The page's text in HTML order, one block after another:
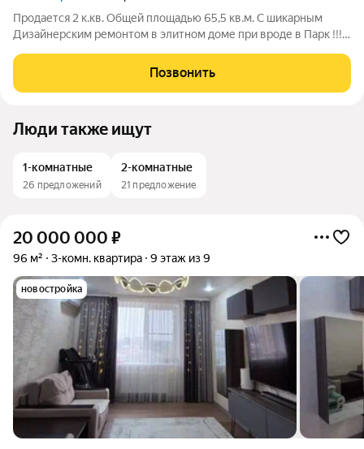
Продается 2 к.кв. Общей площадью 65,5 кв.м. С шикарным
Дизайнерским ремонтом в элитном доме при вроде в Парк !!!
! Все детали и аксессуары исключительно высшего качества и
подобраны под одну
Позвонить
Люди также ищут
1-комнатные
26 предложений
2-комнатные
21 предложение
20 000 000 ₽
96 м² 3-комн. квартира 9 этаж из 9
новостройка